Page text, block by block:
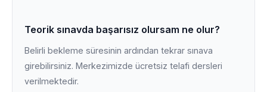
Teorik sınavda başarısız olursam ne olur?
Belirli bekleme süresinin ardından tekrar sınava
girebilirsiniz. Merkezimizde ücretsiz telafi dersleri
verilmektedir.